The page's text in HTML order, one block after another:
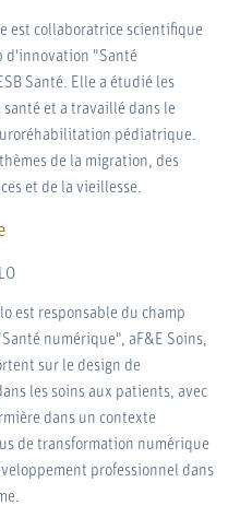
est collaboratrice scientifique
d'innovation "Santé
Santé. Elle a étudié les
santé et a travaillé dans le
pédiatrique.
de la migration, des
et de la vieillesse.
est responsable du champ
numérique", aF&E Soins,
sur le design de
les soins aux patients, avec
dans un contexte
de transformation numérique
professionnel dans